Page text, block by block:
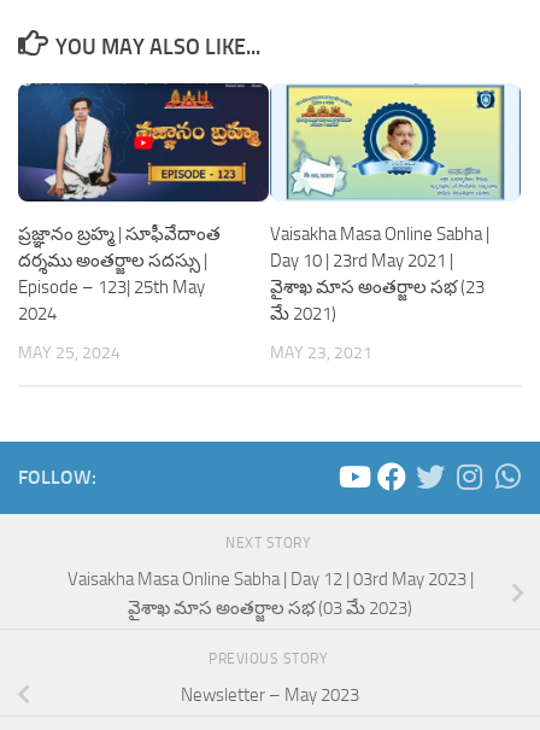
YOU MAY ALSO LIKE...
ప్రజ్ఞానం బ్రహ్మ | సూఫీవేదాంత
దర్శము అంతర్జాల సదస్సు |
Episode – 123| 25th May
2024
MAY 25, 2024
Vaisakha Masa Online Sabha |
Day 10 | 23rd May 2021 |
వైశాఖ మాస అంతర్జాల సభ (23
మే 2021)
MAY 23, 2021
FOLLOW:
NEXT STORY
Vaisakha Masa Online Sabha | Day 12 | 03rd May 2023 |
వైశాఖ మాస అంతర్జాల సభ (03 మే 2023)
PREVIOUS STORY
Newsletter – May 2023